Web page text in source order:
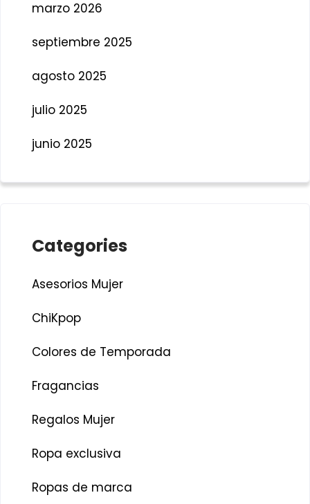
marzo 2026
septiembre 2025
agosto 2025
julio 2025
junio 2025
Categories
Asesorios Mujer
ChiKpop
Colores de Temporada
Fragancias
Regalos Mujer
Ropa exclusiva
Ropas de marca